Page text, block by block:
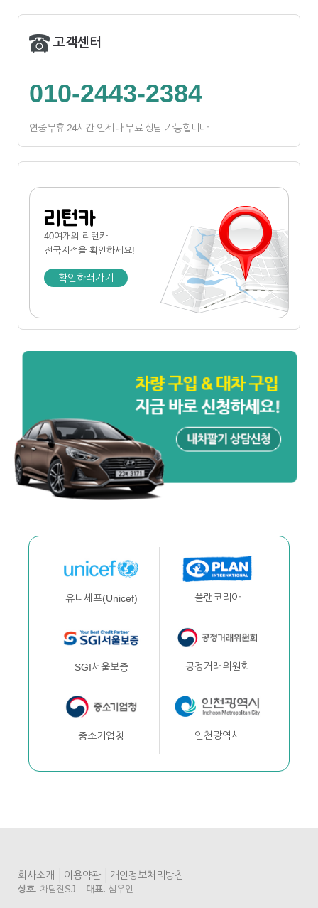
고객센터
010-2443-2384
연중무휴 24시간 언제나 무료 상담 가능합니다.
리턴카
40여개의 리턴카
전국지점을 확인하세요!
확인하러가기
유니세프(Unicef) 플랜코리아
SGI서울보증 공정거래위원회
중소기업청 인천광역시
회사소개 이용약관 개인정보처리방침
상호. 차담진SJ 대표. 심우인